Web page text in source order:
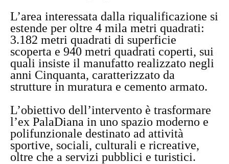
L’area interessata dalla riqualificazione si
estende per oltre 4 mila metri quadrati:
3.182 metri quadrati di superficie
scoperta e 940 metri quadrati coperti, sui
quali insiste il manufatto realizzato negli
anni Cinquanta, caratterizzato da
strutture in muratura e cemento armato.
L’obiettivo dell’intervento è trasformare
l’ex PalaDiana in uno spazio moderno e
polifunzionale destinato ad attività
sportive, sociali, culturali e ricreative,
oltre che a servizi pubblici e turistici.